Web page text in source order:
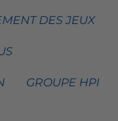
DES JEUX
GROUPE HPI